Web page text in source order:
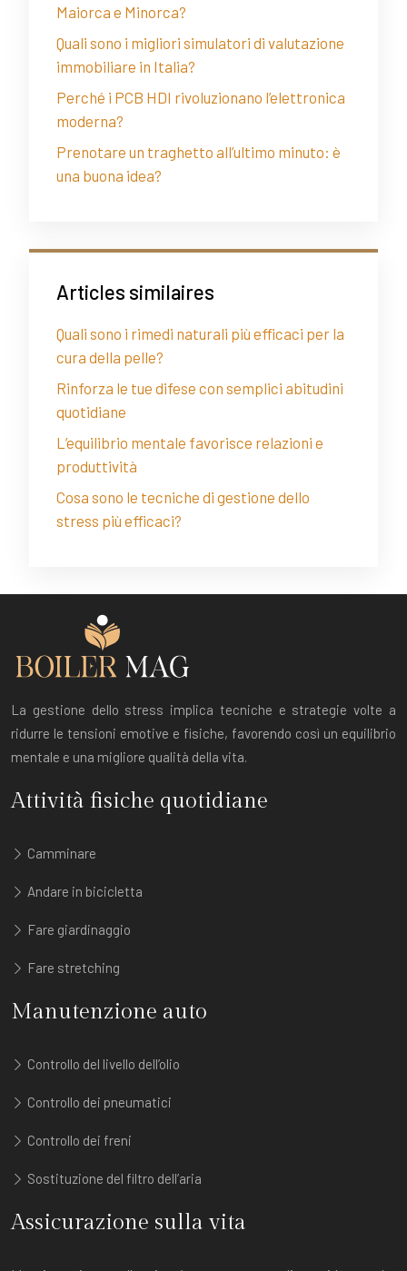
Maiorca e Minorca?
Quali sono i migliori simulatori di valutazione
immobiliare in Italia?
Perché i PCB HDI rivoluzionano l’elettronica
moderna?
Prenotare un traghetto all’ultimo minuto: è
una buona idea?
Articles similaires
Quali sono i rimedi naturali più efficaci per la
cura della pelle?
Rinforza le tue difese con semplici abitudini
quotidiane
L’equilibrio mentale favorisce relazioni e
produttività
Cosa sono le tecniche di gestione dello
stress più efficaci?
La gestione dello stress implica tecniche e strategie volte a
ridurre le tensioni emotive e fisiche, favorendo così un equilibrio
mentale e una migliore qualità della vita.
Attività fisiche quotidiane
Camminare
Andare in bicicletta
Fare giardinaggio
Fare stretching
Manutenzione auto
Controllo del livello dell’olio
Controllo dei pneumatici
Controllo dei freni
Sostituzione del filtro dell’aria
Assicurazione sulla vita